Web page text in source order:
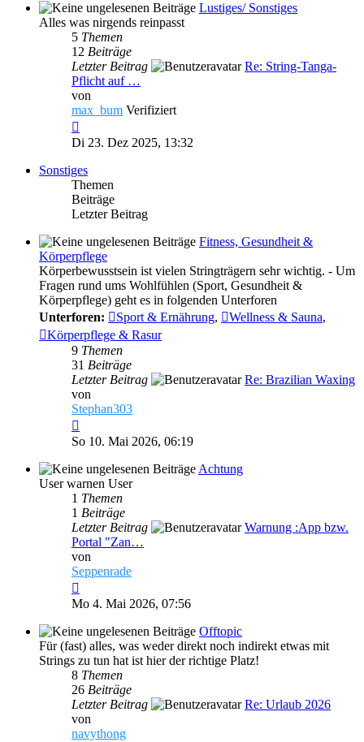
Lustiges/ Sonstiges
Alles was nirgends reinpasst
5 Themen
12 Beiträge
Letzter Beitrag
Re: String-Tanga-
Pflicht auf …
von
max_bum Verifiziert
Beitrag
Di 23. Dez 2025, 13:32
Sonstiges
Themen
Beiträge
Letzter Beitrag
Fitness, Gesundheit &
Körperpflege
Körperbewusstsein ist vielen Stringträgern sehr wichtig. - Um
Fragen rund ums Wohlfühlen (Sport, Gesundheit &
Körperpflege) geht es in folgenden Unterforen
Unterforen:
Sport & Ernährung, Wellness & Sauna,
Körperpflege & Rasur
9 Themen
31 Beiträge
Letzter Beitrag
Re: Brazilian Waxing
von
Stephan303
Beitrag
So 10. Mai 2026, 06:19
Achtung
User warnen User
1 Themen
1 Beiträge
Letzter Beitrag
Warnung :App bzw.
Portal "Zan…
von
Seppenrade
Beitrag
Mo 4. Mai 2026, 07:56
Offtopic
Für (fast) alles, was weder direkt noch indirekt etwas mit
Strings zu tun hat ist hier der richtige Platz!
8 Themen
26 Beiträge
Letzter Beitrag
Re: Urlaub 2026
von
navythong